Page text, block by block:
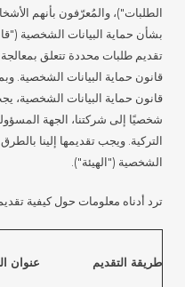
بشأن حماية البيانات الشخصية
قانون حماية البيانات الشخصية،
شخصيًا إلى شركتنا، الجهة المسؤولة
التركية. ويجب تقديمها إلينا
الشخصية ("الهيئة").
ترد أدناه معلومات حول كيفية تقديم
طريقة التقديم عنوان